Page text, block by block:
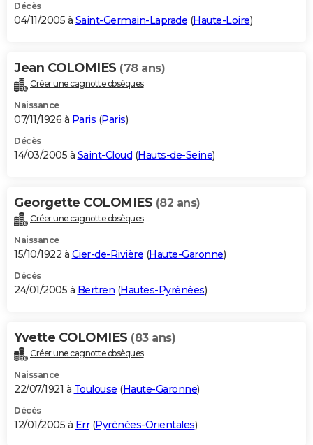
Décès
04/11/2005 à Saint-Germain-Laprade (Haute-Loire)
Jean COLOMIES (78 ans)
Créer une cagnotte obsèques
Naissance
07/11/1926 à Paris (Paris)
Décès
14/03/2005 à Saint-Cloud (Hauts-de-Seine)
Georgette COLOMIES (82 ans)
Créer une cagnotte obsèques
Naissance
15/10/1922 à Cier-de-Rivière (Haute-Garonne)
Décès
24/01/2005 à Bertren (Hautes-Pyrénées)
Yvette COLOMIES (83 ans)
Créer une cagnotte obsèques
Naissance
22/07/1921 à Toulouse (Haute-Garonne)
Décès
12/01/2005 à Err(Pyrénées-Orientales)